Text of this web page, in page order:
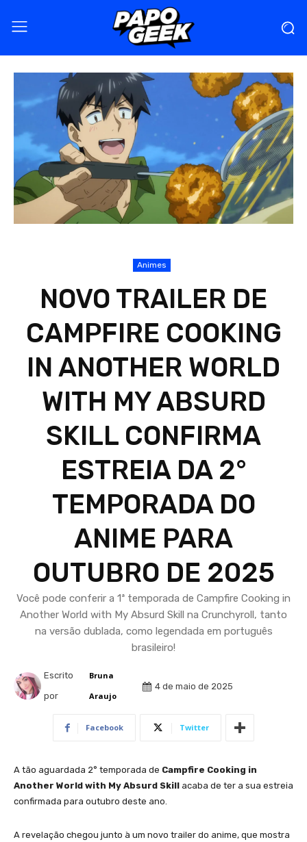
Animes
NOVO TRAILER DE
CAMPFIRE COOKING
IN ANOTHER WORLD
WITH MY ABSURD
SKILL CONFIRMA
ESTREIA DA 2°
TEMPORADA DO
ANIME PARA
OUTUBRO DE 2025
Você pode conferir a 1ª temporada de Campfire Cooking in
Another World with My Absurd Skill na Crunchyroll, tanto
na versão dublada, como legendada em português
brasileiro!
Escrito
por
Bruna
Araujo
4 de maio de 2025
Facebook Twitter
A tão aguardada 2° temporada de Campfire Cooking in
Another World with My Absurd Skill acaba de ter a sua estreia
confirmada para outubro deste ano.
A revelação chegou junto à um novo trailer do anime, que mostra